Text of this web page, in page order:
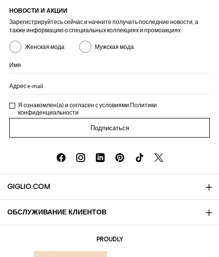
НОВОСТИ И АКЦИИ
Зарегистрируйтесь сейчас и начните получать последние новости, а
также информацию о специальных коллекциях и промоакциях
Женская мода Мужская мода
Имя
Адрес e-mail
Я ознакомлен(а) и согласен с условиями Политики
конфиденциальности
Подписаться
GIGLIO.COM
About
ОБСЛУЖИВАНИЕ КЛИЕНТОВ
PROUDLY